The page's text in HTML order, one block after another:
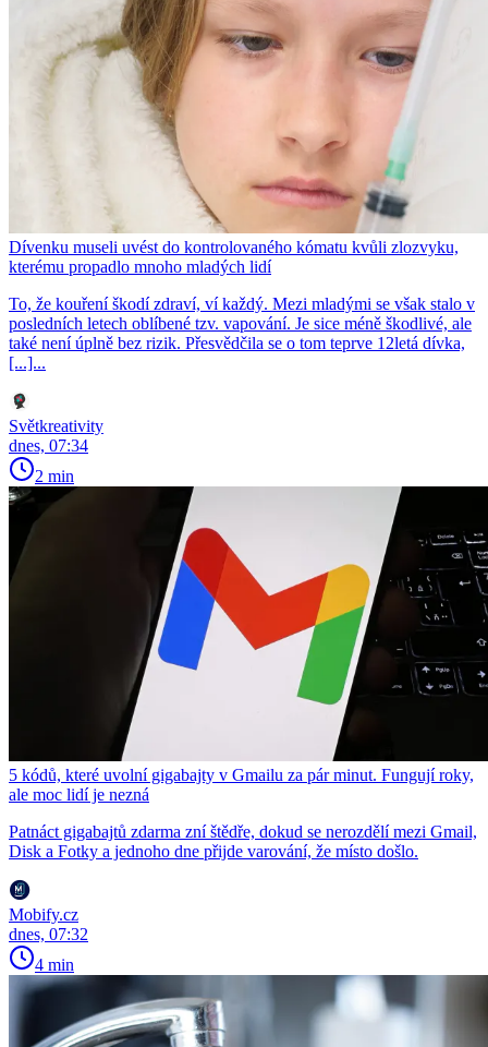
Dívenku museli uvést do kontrolovaného kómatu kvůli zlozvyku,
kterému propadlo mnoho mladých lidí
To, že kouření škodí zdraví, ví každý. Mezi mladými se však stalo v
posledních letech oblíbené tzv. vapování. Je sice méně škodlivé, ale
také není úplně bez rizik. Přesvědčila se o tom teprve 12letá dívka,
[...]...
Světkreativity
dnes, 07:34
2 min
5 kódů, které uvolní gigabajty v Gmailu za pár minut. Fungují roky,
ale moc lidí je nezná
Patnáct gigabajtů zdarma zní štědře, dokud se nerozdělí mezi Gmail,
Disk a Fotky a jednoho dne přijde varování, že místo došlo.
Mobify.cz
dnes, 07:32
4 min